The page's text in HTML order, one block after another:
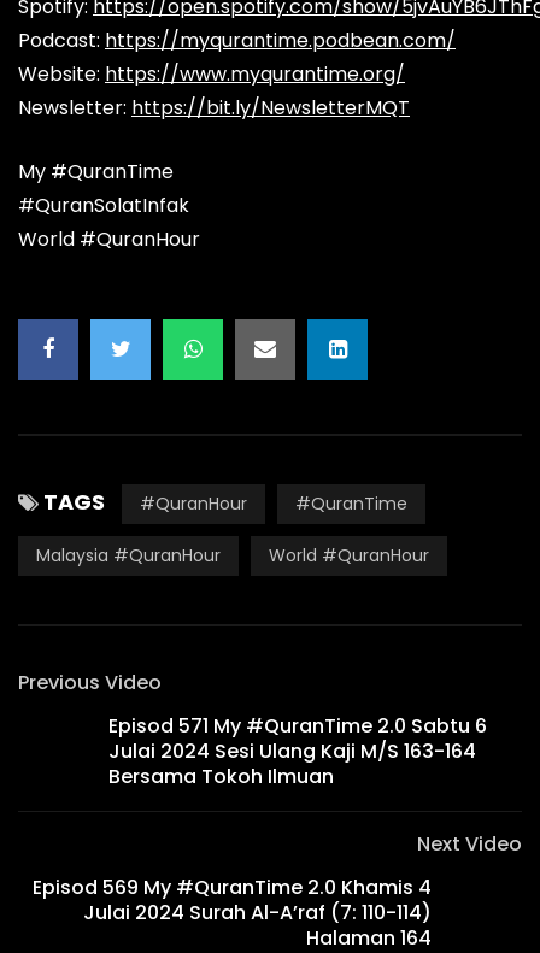
Spotify: https://open.spotify.com/show/
Podcast: https://myqurantime.podbean.com/
Website: https://www.myqurantime.org/
Newsletter: https://bit.ly/NewsletterMQT
My #QuranTime
#QuranSolatInfak
World #QuranHour
TAGS #QuranHour #QuranTime
Malaysia #QuranHour World #QuranHour
Previous Video
Episod 571 My #QuranTime 2.0 Sabtu 6
Julai 2024 Sesi Ulang Kaji M/S 163-164
Bersama Tokoh Ilmuan
Next Video
Episod 569 My #QuranTime 2.0 Khamis 4
Julai 2024 Surah Al-A’raf (7: 110-114)
Halaman 164